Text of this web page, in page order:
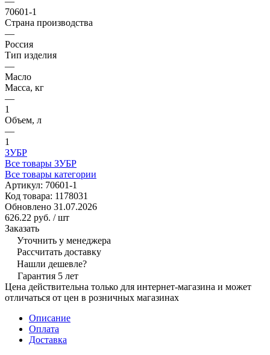
70601-1
Страна производства
—
Россия
Тип изделия
—
Масло
Масса, кг
—
1
Объем, л
—
1
ЗУБР
Все товары ЗУБР
Все товары категории
Артикул: 70601-1
Код товара: 1178031
Обновлено 31.07.2026
626.22 руб. / шт
Заказать
Уточнить у менеджера
Рассчитать доставку
Нашли дешевле?
Гарантия 5 лет
Цена действительна только для интернет-магазина и может
отличаться от цен в розничных магазинах
Описание
Оплата
Доставка